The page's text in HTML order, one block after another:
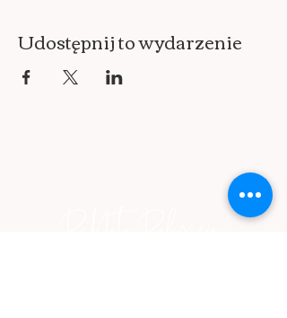
Udostępnij to wydarzenie